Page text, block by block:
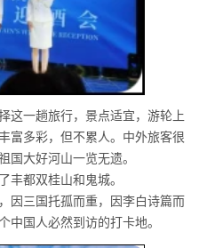
这一趟旅行，景点适宜，游轮上
富多彩，但不累人。中外旅客很
国大好河山一览无遗。
丰都双桂山和鬼城。
因三国托孤而重，因李白诗篇而
中国人必然到访的打卡地。